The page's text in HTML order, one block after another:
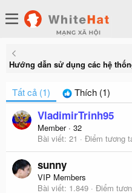
Hướng dẫn sử dụng các hệ
Tất cả (1) Thích (1)
VladimirTrinh95
Member · 32
Bài viết 21 Điểm tương
sunny
VIP Members
Bài viết 1.849 Điểm